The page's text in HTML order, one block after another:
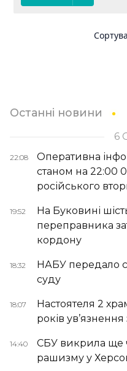
Останні новини
6
22:08
Оперативна
станом на 22:00
російського
19:52
На Буковині
переправника
кордону
18:32
НАБУ передало
суду
18:07
Настоятеля 2
років
14:40
СБУ викрила ще
рашизму у